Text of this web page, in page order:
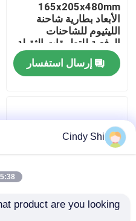
رقابة جودة
اطلب اقتباس
بطارية ليثيوم أيون رافعة
165x205x480mm
الأبعاد بطارية شاحنة
الليثيوم للشاحنات
الرفعية للتطبيقات الثقيلة
إرسال استفسار
Cindy Shi
5:38 AM
product are you looking